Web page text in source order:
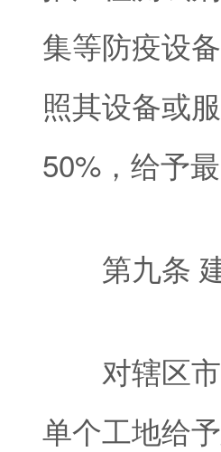
集等防疫设
照其设备或
50%，给予
第九条 建
对辖区市
单个工地给